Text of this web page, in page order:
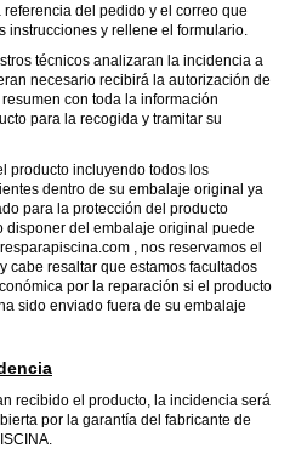
referencia del pedido y el correo que
y rellene el formulario.
técnicos analizaran la incidencia a
necesario recibirá la autorización de
con toda la información
para la recogida y tramitar su
producto incluyendo todos los
dentro de su embalaje original ya
para la protección del producto
disponer del embalaje original puede
, nos reservamos el
cabe resaltar que estamos facultados
por la reparación si el producto
sido enviado fuera de su embalaje
recibido el producto, la incidencia será
por la garantía del fabricante de